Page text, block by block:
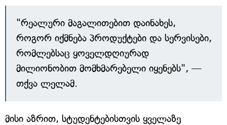
"რეალური მაგალითებით დაინახეს,
როგორ იქმნება პროდუქტები და სერვისები,
რომლებსაც ყოველდღიურად
მილიონობით მომხმარებელი იყენებს", —
თქვა ლელამ.
მისი აზრით, სტუდენტებისთვის ყველაზე